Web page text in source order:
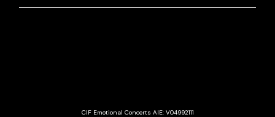
CIF Emotional Concerts AIE: V04992111